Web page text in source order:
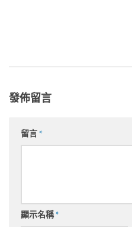
發佈留言
留言*
顯示名稱*